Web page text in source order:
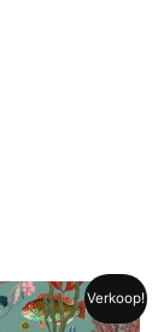
Verkoop!